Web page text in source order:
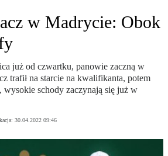
w Madrycie: Obok
już od czwartku, panowie zaczną w
trafił na starcie na kwalifikanta, potem
wysokie schody zaczynają się już w
30.04.2022 09:46